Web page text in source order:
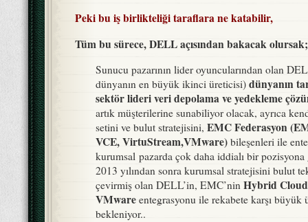
Peki bu iş birlikteliği taraflara ne katabilir,
Tüm bu sürece, DELL açısından bakacak olursak;
Sunucu pazarının lider oyuncularından olan
dünyanın en büyük ikinci üreticisi) dünyanın
sektör lideri veri depolama ve yedekleme
artık müşterilerine sunabiliyor olacak, ayrıca
setini ve bulut stratejisini, EMC Federasyon
VCE, VirtuStream,VMware) bileşenleri ile
kurumsal pazarda çok daha iddialı bir
2013 yılından sonra kurumsal stratejisini bulut
çevirmiş olan DELL’in, EMC’nin Hybrid Cloud
VMware entegrasyonu ile rekabete karşı büyük
bekleniyor..